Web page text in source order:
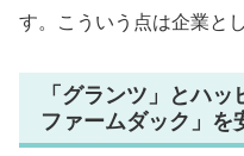
す。こういう点は企業と
「グランツ」とハ
ファームダック」を